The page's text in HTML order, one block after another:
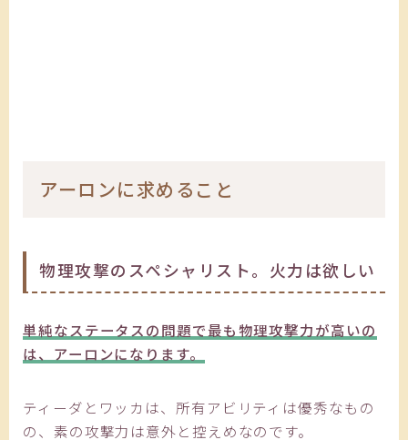
アーロンに求めること
物理攻撃のスペシャリスト。火力は欲しい
単純なステータスの問題で最も物理攻撃力が高いの
は、アーロンになります。
ティーダとワッカは、所有アビリティは優秀なもの
の、素の攻撃力は意外と控えめなのです。